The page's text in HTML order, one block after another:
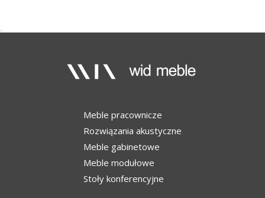
Meble pracownicze
Rozwiązania akustyczne
Meble gabinetowe
Meble modułowe
Stoły konferencyjne